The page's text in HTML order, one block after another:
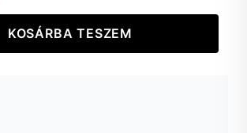
KOSÁRBA TESZEM